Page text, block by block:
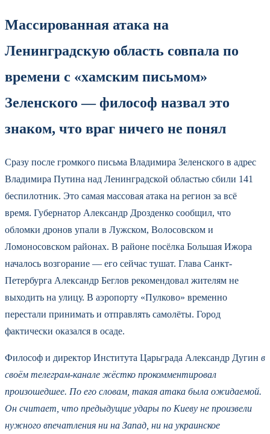
Массированная атака на
Ленинградскую область совпала по
времени с «хамским письмом»
Зеленского — философ назвал это
знаком, что враг ничего не понял
Сразу после громкого письма Владимира Зеленского в адрес
Владимира Путина над Ленинградской областью сбили 141
беспилотник. Это самая массовая атака на регион за всё
время. Губернатор Александр Дрозденко сообщил, что
обломки дронов упали в Лужском, Волосовском и
Ломоносовском районах. В районе посёлка Большая Ижора
началось возгорание — его сейчас тушат. Глава Санкт-
Петербурга Александр Беглов рекомендовал жителям не
выходить на улицу. В аэропорту «Пулково» временно
перестали принимать и отправлять самолёты. Город
фактически оказался в осаде.
Философ и директор Института Царьграда Александр Дугин в
своём телеграм-канале жёстко прокомментировал
произошедшее. По его словам, такая атака была ожидаемой.
Он считает, что предыдущие удары по Киеву не произвели
нужного впечатления ни на Запад, ни на украинское